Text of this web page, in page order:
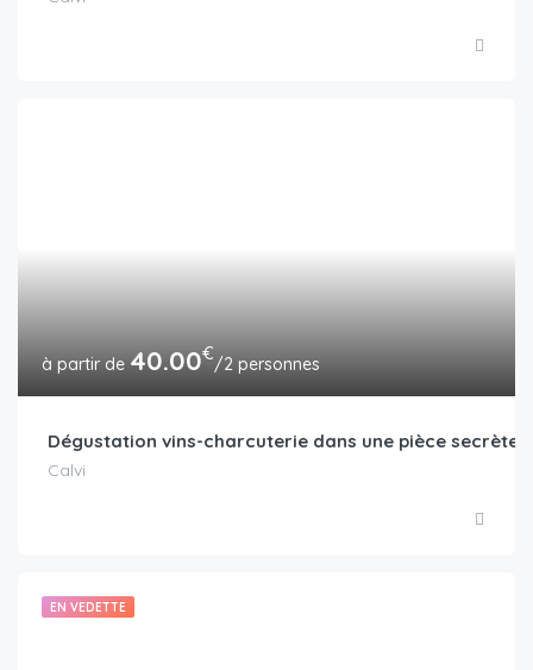
40.00€/2 personnes
Dégustation vins-charcuterie dans une pièce secrète
Calvi
EN VEDETTE